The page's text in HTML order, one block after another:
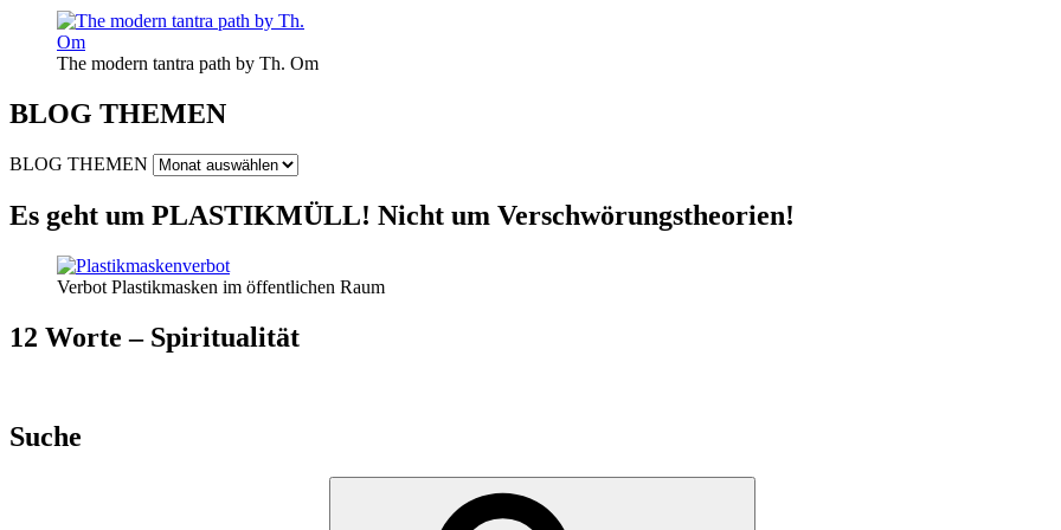
The modern tantra path by Th. Om
BLOG THEMEN
BLOG THEMEN
Es geht um PLASTIKMÜLL! Nicht um Verschwörungstheorien!
Verbot Plastikmasken im öffentlichen Raum
12 Worte – Spiritualität
Suche